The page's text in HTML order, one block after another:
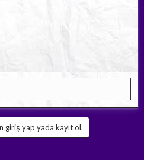
giriş yap yada kayıt ol.